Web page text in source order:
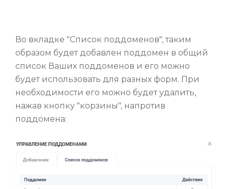
Во вкладке "Список поддоменов", таким
образом будет добавлен поддомен в общий
список Ваших поддоменов и его можно
будет использовать для разных форм. При
необходимости его можно будет удалить,
нажав кнопку "корзины", напротив
поддомена: